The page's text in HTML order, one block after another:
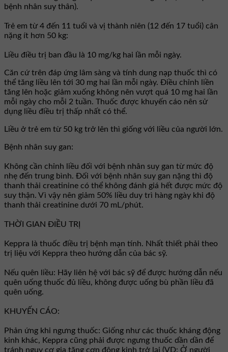
bệnh nhân suy thân).
Trẻ em từ 4 đến 11 tuổi và vị thành niên (12 đến 17 tuổi) cân
nặng ít hơn 50 kg:
Liều điều trị ban đầu là 10 mg/kg hai lần mỗi ngày.
Căn cứ trên đáp ứng lâm sàng và tính dung nạp thuốc thì có
thể tăng liều lên tới 30 mg hai lần mỗi ngày. Điều chỉnh liền
tăng lên hoặc giảm xuống không nên vượt quá 10 mg hai lần
mỗi ngày cho mỗi 2 tuần. Thuốc được khuyến cáo nên sử
dụng liều điều trị thấp nhất có thể.
Liều ở trẻ em từ 50 kg trở lên thì giống với liều của người lớn.
Bệnh nhân suy gan:
Không cần chỉnh liều đối với bệnh nhân suy gan từ mức độ
nhẹ đến trung bình. Đối với bệnh nhân suy gan nặng thì độ
thanh thải creatinine có thể không đánh giá hết được mức độ
suy thận. Vì vậy nên giảm 50% liều duy trì hàng ngày khi độ
thanh thải creatinine dưới 70 mL/phút.
THỜI GIAN ĐIỀU TRỊ
Keppra là thuốc điều trị bệnh mạn tính. Nhất thiết phải theo
trị liệu với Keppra theo hướng dẫn của bác sỹ.
Nếu quên liều: Hãy liên hệ với bác sỹ để được hướng dẫn nếu
quên uống thuốc đủ liều, không được uống bù phần liều đã
quên uống.
KHUYẾN CÁO:
Phản ứng khi ngưng thuốc: Giống như các thuốc kháng động
kinh khác, Keppra cũng phải được ngưng thuốc dần dần để
tránh nguy cơ gia tăng cơn động kinh trở lại (VD: Ở người